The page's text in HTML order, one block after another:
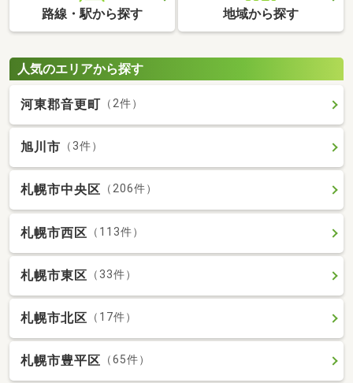
路線・駅から探す 地域から探す
人気のエリアから探す
河東郡音更町 （2件）
旭川市 （3件）
札幌市中央区 （206件）
札幌市西区 （113件）
札幌市東区 （33件）
札幌市北区 （17件）
札幌市豊平区 （65件）